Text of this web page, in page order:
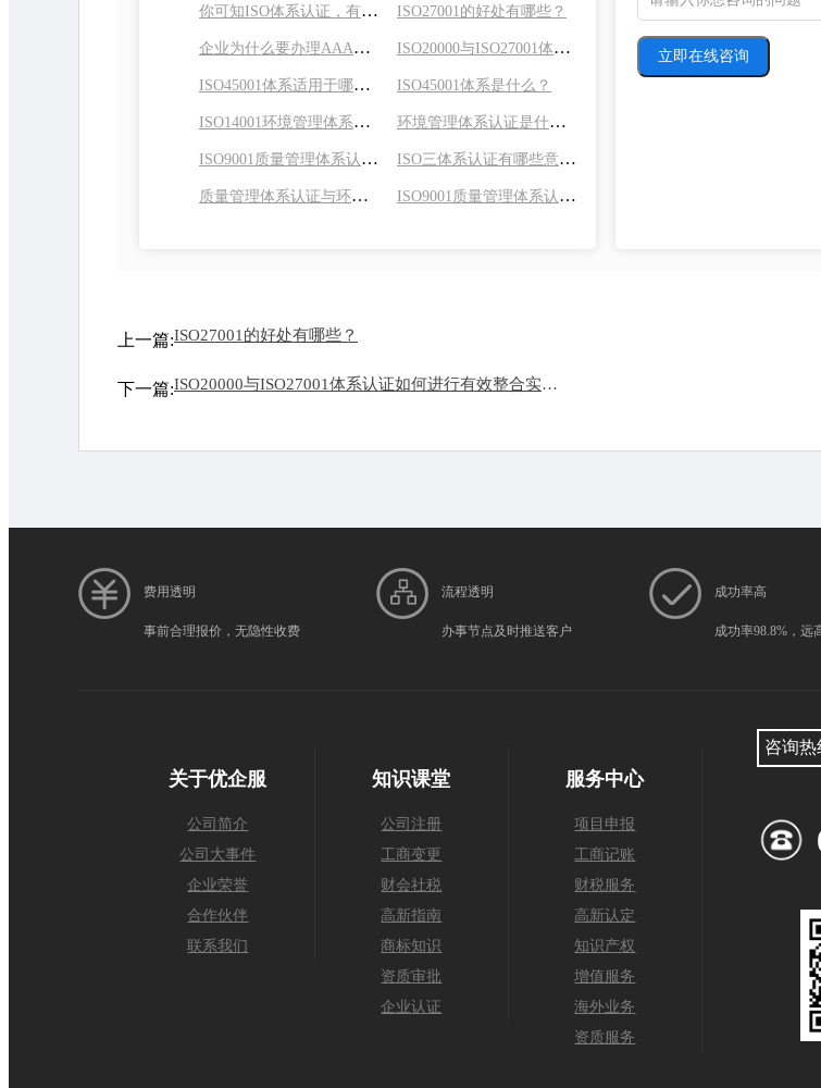
你可知ISO体系认证，有哪些意义和好处？ ISO27001的好处有哪些？
企业为什么要办理AAA信用等级认证？
ISO20000与ISO27001体系认证如何进行有效整合实施？
ISO45001体系适用于哪些组织？有什么好处？
ISO45001体系是什么？
ISO14001环境管理体系认证适用哪些企业?对企业的积极影响的解读?
环境管理体系认证是什么？怎样办理？办理材料？
ISO9001质量管理体系认证的步骤?含义是什么?
ISO三体系认证有哪些意义和好处？
质量管理体系认证与环境管理体系认证
ISO9001质量管理体系认证流程
上一篇:ISO27001的好处有哪些？
下一篇: ISO20000与ISO27001体系认证如何进行有效整合实施？
费用透明
事前合理报价，无隐性收费
流程透明
办事节点及时推送客户
成功率高
成功率98.8%，远
关于优企服
公司简介
公司大事件
企业荣誉
合作伙伴
联系我们
知识课堂
公司注册
工商变更
财会社税
高新指南
商标知识
资质审批
企业认证
服务中心
项目申报
工商记账
财税服务
高新认定
知识产权
增值服务
海外业务
资质服务
咨询热